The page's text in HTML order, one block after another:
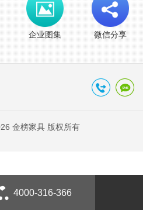
企业图集 微信分享
金榜家具 版权所有
4000-316-366